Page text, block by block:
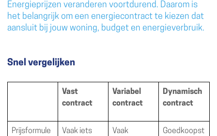
Energieprijzen veranderen voortdurend. Daarom is
het belangrijk om een energiecontract te kiezen dat
aansluit bij jouw woning, budget en energieverbruik.
Snel vergelijken
Vast
contract
Variabel
contract
Dynamisch
contract
Prijsformule Vaak iets Vaak Goedkoopst